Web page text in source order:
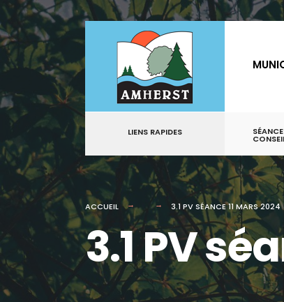
contenu
LIENS RAPIDES
ACCUEIL 3.1 PV SÉANCE 11 MARS 2024
3.1 PV